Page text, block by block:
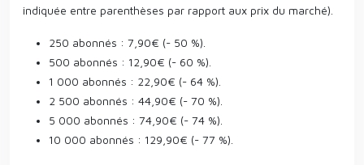
indiquée entre parenthèses par rapport aux prix du marché).
250 abonnés : 7,90€ (- 50 %).
500 abonnés : 12,90€ (- 60 %).
1 000 abonnés : 22,90€ (- 64 %).
2 500 abonnés : 44,90€ (- 70 %).
5 000 abonnés : 74,90€ (- 74 %).
10 000 abonnés : 129,90€ (- 77 %).